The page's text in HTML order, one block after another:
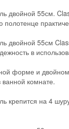
двойной 55см.
полотенце
двойной 55см
в
форме и
ванной комнате.
крепится на 4